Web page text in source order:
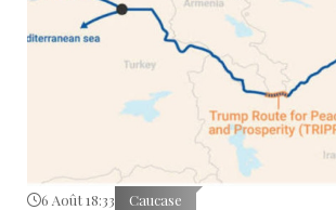
6 Août 18:33 Caucase